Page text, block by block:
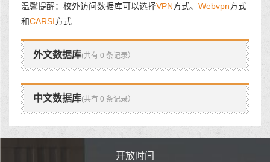
温馨提醒：校外访问数据库可以选择VPN方式、 Webvpn方式
和CARSI方式
外文数据库(共有 0 条记录）
中文数据库(共有 0 条记录）
开放时间